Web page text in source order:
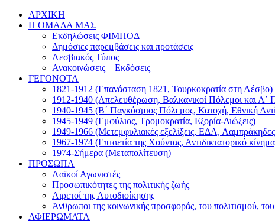
Μετάβαση
περιεχόμενο
FacebookΑΡΧΙΚΗ
Η ΟΜΑΔΑ ΜΑΣ
Εκδηλώσεις ΦΙΜΠΟΔ
Δημόσιες παρεμβάσεις και προτάσεις
Λεσβιακός Τύπος
Ανακοινώσεις – Εκδόσεις
ΓΕΓΟΝΟΤΑ
1821-1912 (Επανάσταση 1821, Τουρκοκρατία στη Λέσβο)
1912-1940 (Απελευθέρωση, Βαλκανικοί Πόλεμοι και Α΄
1940-1945 (Β΄ Παγκόσμιος Πόλεμος, Κατοχή, Εθνική
1945-1949 (Εμφύλιος, Τρομοκρατία, Εξορία-Διώξεις)
1949-1966 (Μετεμφυλιακές εξελίξεις, ΕΔΑ,
1967-1974 (Επταετία της Χούντας, Αντιδικτατορικό
1974-Σήμερα (Μεταπολίτευση)
ΠΡΟΣΩΠΑ
Λαϊκοί Αγωνιστές
Προσωπικότητες της πολιτικής ζωής
Αιρετοί της Αυτοδιοίκησης
Άνθρωποι της κοινωνικής προσφοράς, του πολιτισμού,
ΑΦΙΕΡΩΜΑΤΑ